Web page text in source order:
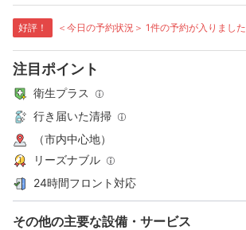
好評！ ＜今日の予約状況＞ 1件の予約が入りました
注目ポイント
衛生プラス
行き届いた清掃
（市内中心地）
リーズナブル
24時間フロント対応
その他の主要な設備・サービス